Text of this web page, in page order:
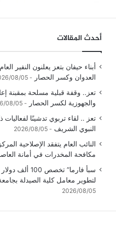
أحدث المقالات
أبناء حيفان بتعز يعلنون النفير
العدوان وكسر الحصار
08/05
تعز.. وقفة قبلية مسلحة بمقبنة
والجهوزية لكسر الحصار
08/05
تعز .. لقاء تربوي تدشينًا لفعاليات
النبوي الشريف
2026/08/05
النائب العام يتفقد الإصلاحية
مكافحة المخدرات في أمانة
سبأ فارما” تخصص
لتطوير معامل كلية الصيدلة
2026/08/05